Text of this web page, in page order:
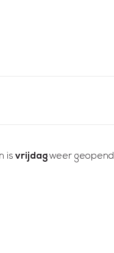
is vrijdag weer geopend